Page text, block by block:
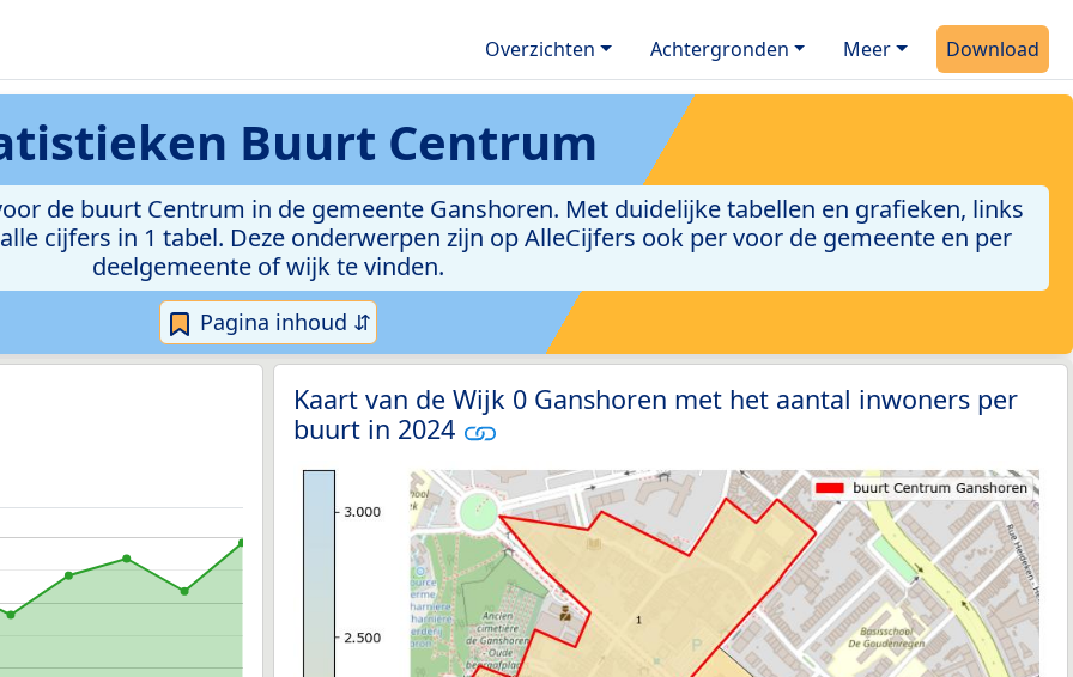
Overzichten Achtergronden Meer Download
Buurt Centrum
de buurt Centrum in de gemeente Ganshoren. Met duidelijke tabellen en grafieken, links
cijfers in 1 tabel. Deze onderwerpen zijn op AlleCijfers ook per voor de gemeente en per
deelgemeente of wijk te vinden.
Pagina inhoud ⇵
Kaart van de Wijk 0 Ganshoren met het aantal inwoners per
buurt in 2024